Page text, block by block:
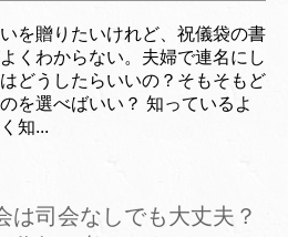
を贈りたいけれど、祝儀袋の書
くわからない。夫婦で連名にし
どうしたらいいの？そもそもど
を選べばいい？ 知っているよ
知...
は司会なしでも大丈夫？